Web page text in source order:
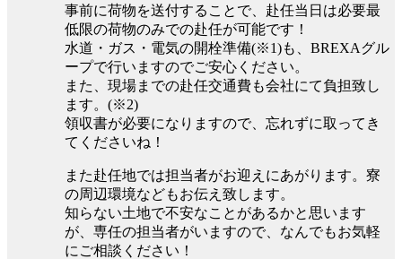
事前に荷物を送付することで、赴任当日は必要最
低限の荷物のみでの赴任が可能です！
水道・ガス・電気の開栓準備(※1)も、BREXAグル
ープで行いますのでご安心ください。
また、現場までの赴任交通費も会社にて負担致し
ます。(※2)
領収書が必要になりますので、忘れずに取ってき
てくださいね！
また赴任地では担当者がお迎えにあがります。寮
の周辺環境などもお伝え致します。
知らない土地で不安なことがあるかと思います
が、専任の担当者がいますので、なんでもお気軽
にご相談ください！